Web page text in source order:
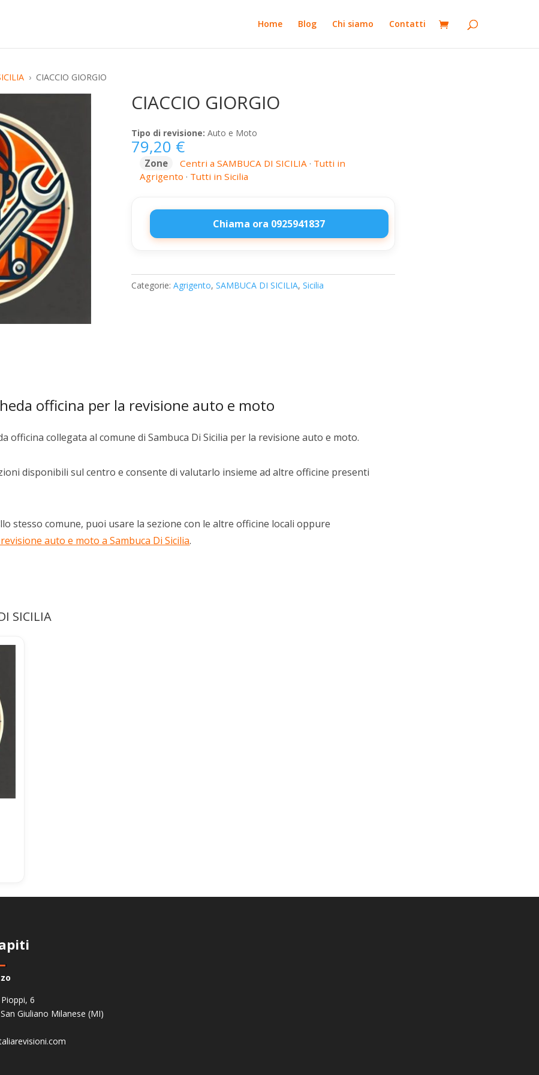
Home Blog Chi siamo Contatti
CIACCIO GIORGIO
CIACCIO GIORGIO
Tipo di revisione: Auto e Moto
79,20 €
Zone Centri a SAMBUCA DI SICILIA· Tutti in
Agrigento · Tutti in Sicilia
Chiama ora 0925941837
CIACCIO
quantità
Categorie: Agrigento, SAMBUCA DI SICILIA, Sicilia
officina per la revisione auto e moto
officina collegata al comune di Sambuca Di Sicilia per la revisione auto e moto.
disponibili sul centro e consente di valutarlo insieme ad altre officine presenti
stesso comune, puoi usare la sezione con le altre officine locali oppure
auto e moto a Sambuca Di Sicilia.
SICILIA
6
Giuliano Milanese (MI)